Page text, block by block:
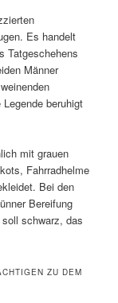
Es handelt
Tatgeschehens
Männer
beruhigt
mit grauen
Fahrradhelme
Bei den
Bereifung
schwarz, das
ZU DEM